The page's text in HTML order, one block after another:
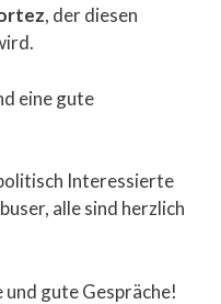
, der diesen
eine gute
Interessierte
alle sind herzlich
und gute Gespräche!